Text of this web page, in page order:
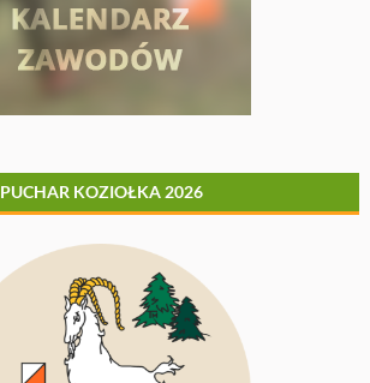
PUCHAR KOZIOŁKA 2026